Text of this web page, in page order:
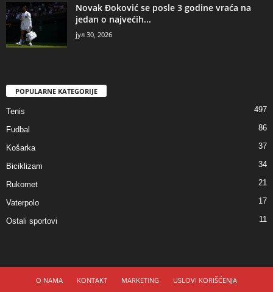
Novak Đoković se posle 3 godine vraća na
jedan o najvećih...
јул 30, 2026
POPULARNE KATEGORIJE
Tenis 497
Fudbal 86
Košarka 37
Biciklizam 34
Rukomet 21
Vaterpolo 17
Ostali sportovi 11
O NAMA KONTAKT MARKETING USLOVI KORIŠĆENJA